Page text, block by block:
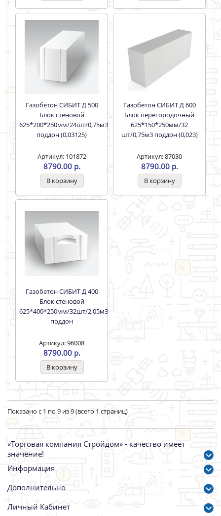
Газобетон СИБИТ Д 500
Блок стеновой
625*200*250мм/24шт/0,75м3
поддон (0,03125)
Артикул: 101872
8790.00 р.
Газобетон СИБИТ Д 600
Блок перегородочный
625*150*250мм/32
шт/0,75м3 поддон (0,023)
Артикул: 87030
8790.00 р.
Газобетон СИБИТ Д 400
Блок стеновой
625*400*250мм/32шт/2,05м3
поддон
Артикул: 96008
8790.00 р.
Показано с 1 по 9 из 9 (всего 1 страниц)
«Торговая компания Стройдом» - качество имеет
значение!
Информация
Дополнительно
Личный Кабинет